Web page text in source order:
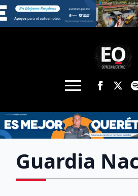
Guardia